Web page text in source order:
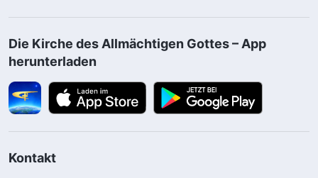
Die Kirche des Allmächtigen Gottes – App
herunterladen
Kontakt